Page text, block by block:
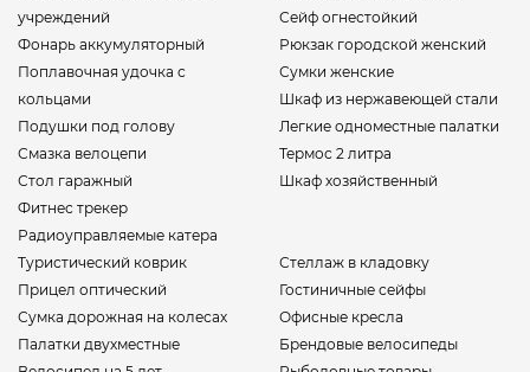
учреждений
Фонарь аккумуляторный
Поплавочная удочка с
кольцами
Подушки под голову
Смазка велоцепи
Стол гаражный
Фитнес трекер
Радиоуправляемые катера
Сейф огнестойкий
Рюкзак городской женский
Сумки женские
Шкаф из нержавеющей стали
Легкие одноместные палатки
Термос 2 литра
Шкаф хозяйственный
Туристический коврик
Прицел оптический
Сумка дорожная на колесах
Палатки двухместные
Стеллаж в кладовку
Гостиничные сейфы
Офисные кресла
Брендовые велосипеды